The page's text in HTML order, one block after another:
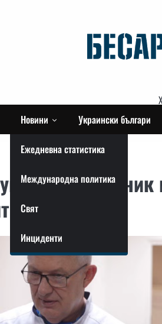
Новини
Ежедневна статистика
Международна политика
Свят
Инциденти
Украински българи
войник